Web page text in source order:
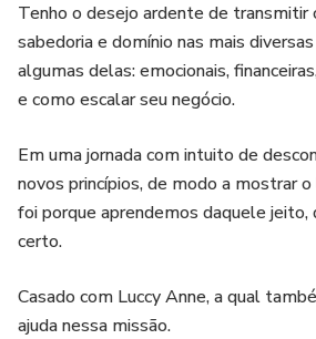
Tenho o desejo ardente de transmitir
sabedoria e domínio nas mais
algumas delas: emocionais,
e como escalar seu negócio.
Em uma jornada com intuito de
novos princípios, de modo a mostrar
foi porque aprendemos daquele jeito,
certo.
Casado com Luccy Anne, a qual
ajuda nessa missão.